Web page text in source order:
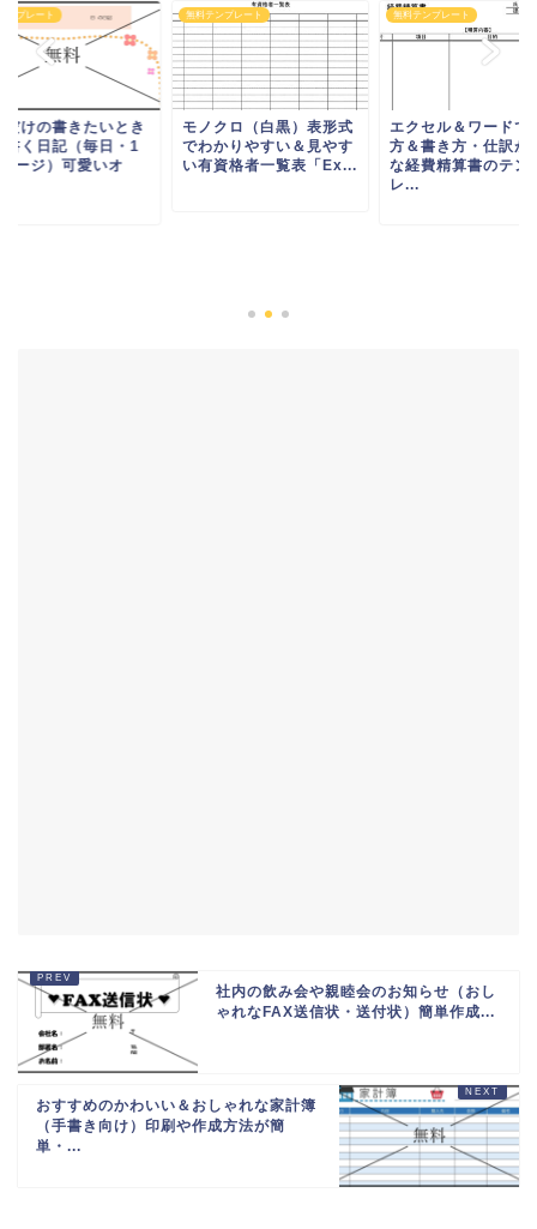
ンプレート
だけの書きたいとき
書く日記（毎日・1
ージ）可愛いオ
無料テンプレート
モノクロ（白黒）表形式
でわかりやすい＆見やす
い有資格者一覧表「Ex...
無料テンプレート
エクセル＆ワードで
方＆書き方・仕訳が
な経費精算書のテン
レ...
社内の飲み会や親睦会のお知らせ（おし
ゃれなFAX送信状・送付状）簡単作成...
おすすめのかわいい＆おしゃれな家計簿
（手書き向け）印刷や作成方法が簡
単・...